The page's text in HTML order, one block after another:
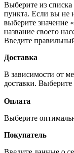
Выберите из списка
пункта. Если вы не
выберите значение
название своего
Введите
Доставка
В зависимости от
доставки.
Оплата
Выберите
Покупатель